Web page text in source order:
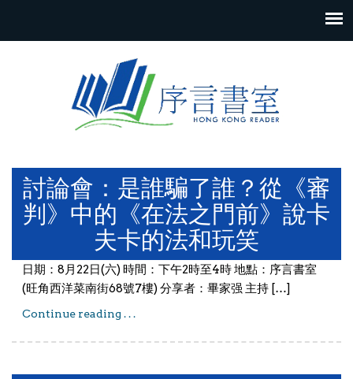
討論會：是誰騙了誰？從《審
判》中的《在法之門前》說卡
夫卡的法和玩笑
日期：8月22日(六) 時間：下午2時至4時 地點：序言書室
(旺角西洋菜南街68號7樓) 分享者：畢家强 主持 […]
Continue reading . . .討論會：是誰騙了誰？從《審判》中的《在